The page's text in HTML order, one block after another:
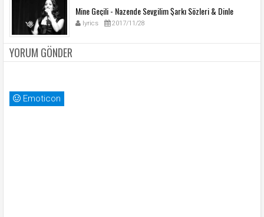
Mine Geçili - Nazende Sevgilim Şarkı Sözleri & Dinle
lyrics 2017/11/28
YORUM GÖNDER
Emoticon